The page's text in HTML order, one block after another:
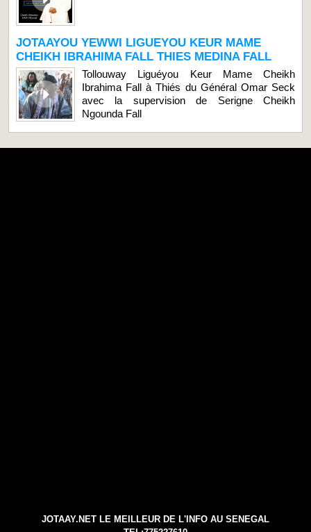
JOTAAYOU YEWWI LIGUEYOU KEUR MAME
CHEIKH IBRAHIMA FALL THIES MEDINA FALL
Tollouway Liguéyou Keur Mame Cheikh
Ibrahima Fall à Thiés du Général Omar Seck
avec la supervision de Serigne Cheikh
Ngounda Fall
JOTAAY.NET LE MEILLEUR DE L'INFO AU SENEGAL